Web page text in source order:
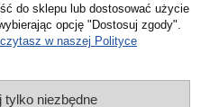
do sklepu lub dostosować użycie
opcję "Dostosuj zgody".
w naszej Polityce
tylko niezbędne